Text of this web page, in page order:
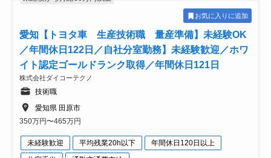
お気に入りに追加
愛知【トヨタ車 生産技術職 量産準備】未経験OK
／年間休日122日／自社分室勤務】未経験歓迎／ホワ
イト認定ゴールドランク取得／年間休日121日
株式会社ダイコーテクノ
技術職
愛知県 田原市
350万円〜465万円
未経験歓迎 平均残業20h以下
年間休日120日以上